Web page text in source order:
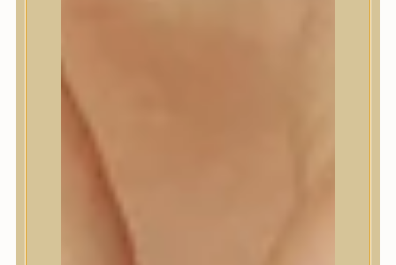
Skin&Lab
SKIN1004
Sungboon Editor
The Plant Base